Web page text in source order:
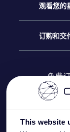
This website
联系我们
博客
评论
Online
OSR 礼物
OSR 礼物
公司礼品
观看您的
Online
个性化的
One
订购和交
付款信息
配送信息
免费